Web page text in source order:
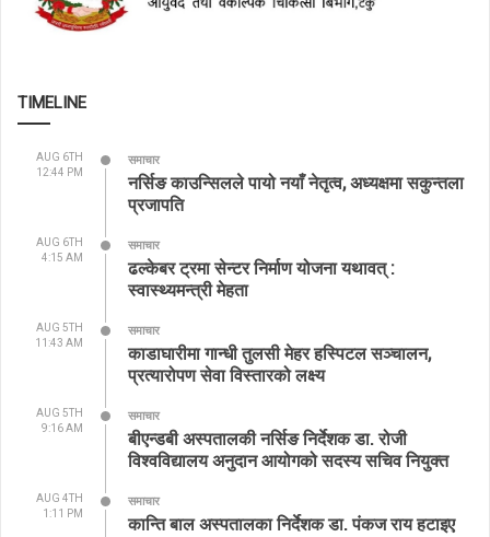
TIMELINE
AUG 6TH
12:44 PM
समाचार
नर्सिङ काउन्सिलले पायो नयाँ नेतृत्व, अध्यक्षमा सकुन्तला
प्रजापति
AUG 6TH
4:15 AM
समाचार
ढल्केबर ट्रमा सेन्टर निर्माण योजना यथावत् :
स्वास्थ्यमन्त्री मेहता
AUG 5TH
11:43 AM
समाचार
काडाघारीमा गान्धी तुलसी मेहर हस्पिटल सञ्चालन,
प्रत्यारोपण सेवा विस्तारको लक्ष्य
AUG 5TH
9:16 AM
समाचार
बीएन्डबी अस्पतालकी नर्सिङ निर्देशक डा. रोजी
विश्वविद्यालय अनुदान आयोगको सदस्य सचिव नियुक्त
AUG 4TH
1:11 PM
समाचार
कान्ति बाल अस्पतालका निर्देशक डा. पंकज राय हटाइए